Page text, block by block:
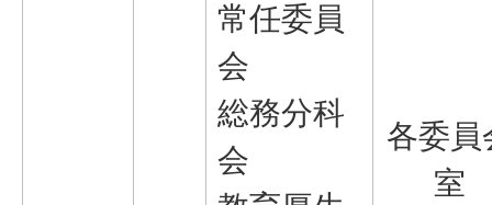
常任委員
会
総務分科
会
各委員
室